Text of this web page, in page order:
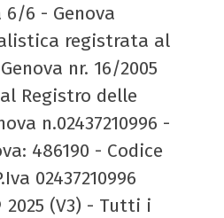
6 - Genova
registrata al
nr. 16/2005
Registro delle
n.02437210996 -
486190 - Codice
02437210996
(V3) - Tutti i